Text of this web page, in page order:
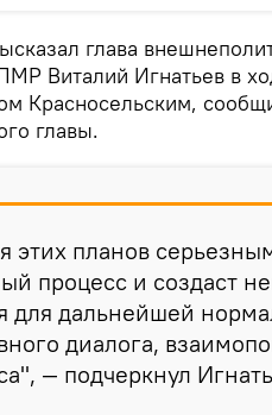
глава
Виталий Игнатьев в
Красносельским,
главы.
этих планов
процесс и создаст
для дальнейшей
диалога,
— подчеркнул